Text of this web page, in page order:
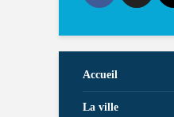
Accueil
La ville